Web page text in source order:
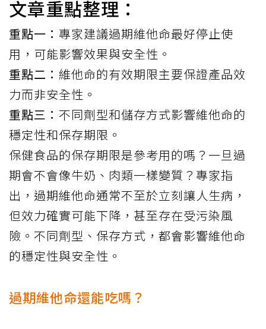
文章重點整理：
重點一： 專家建議過期維他命最好停止使
用，可能影響效果與安全性。
重點二： 維他命的有效期限主要保證產品效
力而非安全性。
重點三： 不同劑型和儲存方式影響維他命的
穩定性和保存期限。
保健食品的保存期限是參考用的嗎？一旦過
期會不會像牛奶、肉類一樣變質？專家指
出，過期維他命通常不至於立刻讓人生病，
但效力確實可能下降，甚至存在受污染風
險。不同劑型、保存方式，都會影響維他命
的穩定性與安全性。
過期維他命還能吃嗎？